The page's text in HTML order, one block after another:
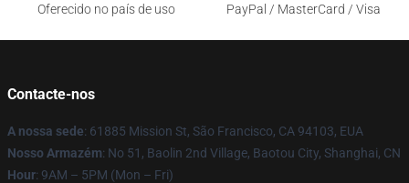
Oferecido no país de uso
PayPal / MasterCard / Visa
Contacte-nos
A nossa sede: 61885 Mission St, São Francisco, CA 94103, EUA
Nosso Armazém: No 51, Baolin 2nd Village, Baotou City, Shanghai, CN
Hour: 9AM – 5PM (Mon – Fri)